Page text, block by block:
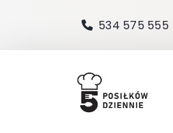
zawartości
534 575 555